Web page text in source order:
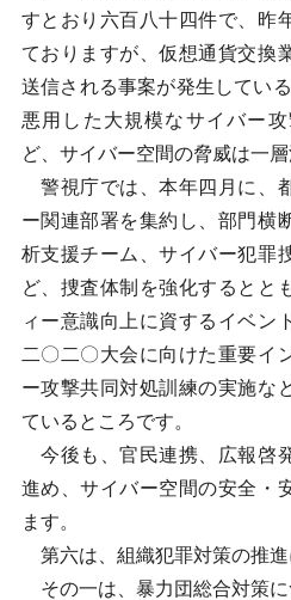
すとおり六百八十四件で、昨
ておりますが、仮想通貨交換
送信される事案が発生してい
悪用した大規模なサイバー
ど、サイバー空間の脅威は一
警視庁では、本年四月に、
ー関連部署を集約し、部門横
析支援チーム、サイバー犯罪
ど、捜査体制を強化するとと
ィー意識向上に資するイベン
二〇二〇大会に向けた重要イ
ー攻撃共同対処訓練の実施な
ているところです。
今後も、官民連携、広報啓
進め、サイバー空間の安全・
ます。
第六は、組織犯罪対策の推進
その一は、暴力団総合対策に